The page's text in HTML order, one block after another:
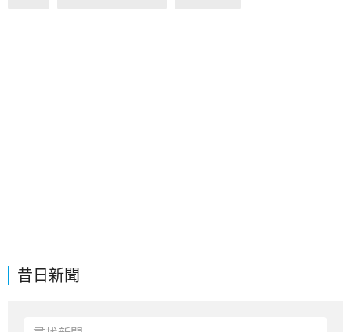
昔日新聞